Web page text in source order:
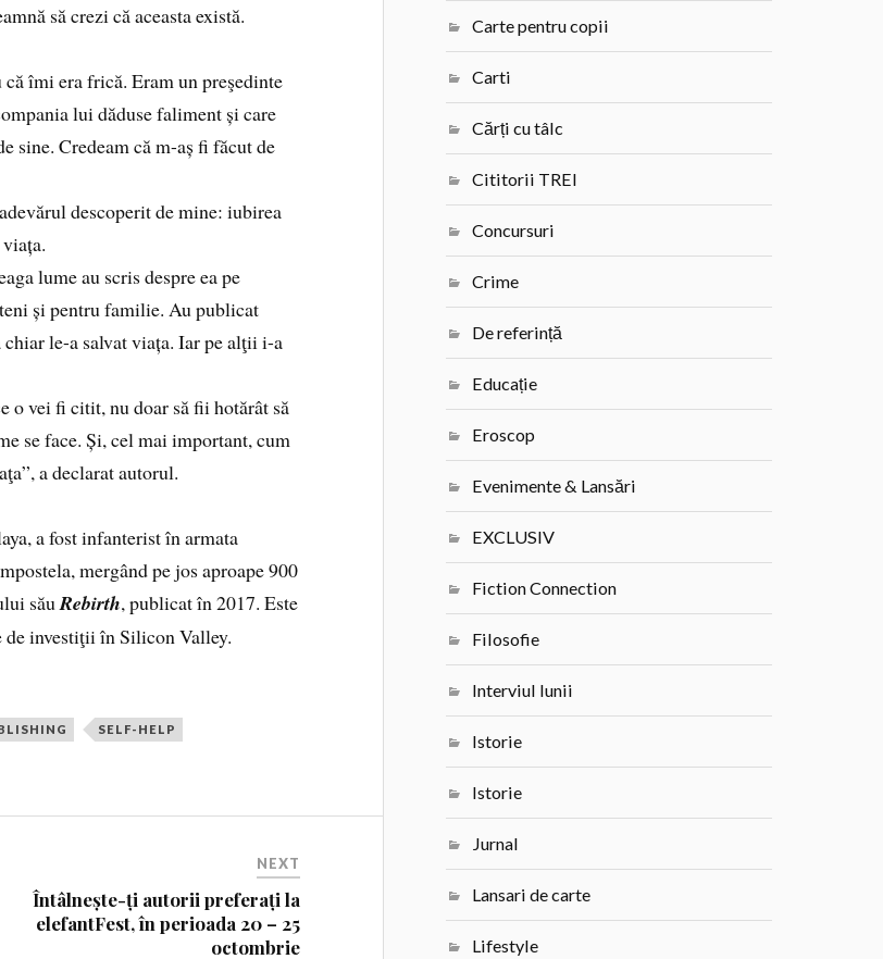
să crezi că aceasta există.
că îmi era frică. Eram un preşedinte
lui dăduse faliment și care
sine. Credeam că m-aș fi făcut de
descoperit de mine: iubirea
lume au scris despre ea pe
și pentru familie. Au publicat
chiar le-a salvat viața. Iar pe alţii i-a
o vei fi citit, nu doar să fii hotărât să
se face. Și, cel mai important, cum
a declarat autorul.
a fost infanterist în armata
mergând pe jos aproape 900
săuRebirth, publicat în 2017. Este
investiţii în Silicon Valley.
SELF-HELP
NEXT
Întâlnește-ți autorii preferați la
elefantFest, în perioada 20 – 25
octombrie
Carte pentru copii
Carti
Cărți cu tâlc
Cititorii TREI
Concursuri
Crime
De referință
Educație
Eroscop
Evenimente & Lansări
EXCLUSIV
Fiction Connection
Filosofie
Interviul lunii
Istorie
Istorie
Jurnal
Lansari de carte
Lifestyle